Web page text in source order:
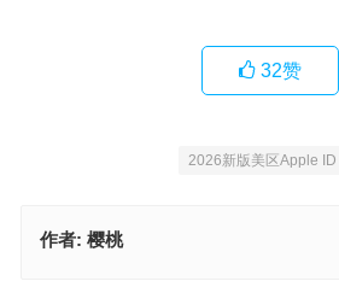
32赞
2026新版美区Apple ID
作者: 樱桃